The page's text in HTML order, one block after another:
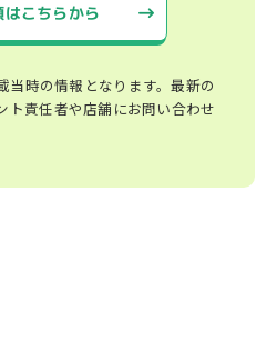
はこちらから
時の情報となります。最新の
ト責任者や店舗にお問い合わせ